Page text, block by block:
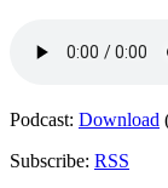
Podcast: Download
Subscribe: RSS